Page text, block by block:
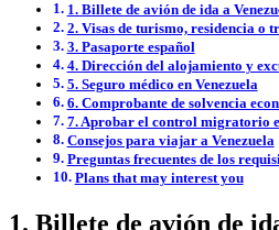
1. Billete de avión de ida a
2. Visas de turismo, residencia o
3. Pasaporte español
4. Dirección del alojamiento y
5. Seguro médico en Venezuela
6. Comprobante de solvencia
7. Aprobar el control migratorio
Consejos para viajar a Venezuela
Preguntas frecuentes de los
Plans that may interest you
1. Billete de avión de